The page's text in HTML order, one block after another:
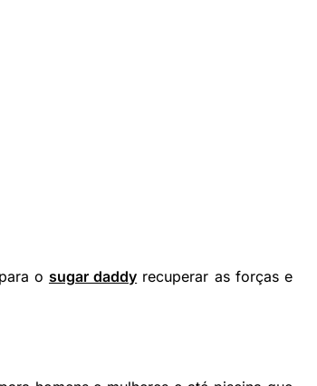
o sugar daddy recuperar as forças e